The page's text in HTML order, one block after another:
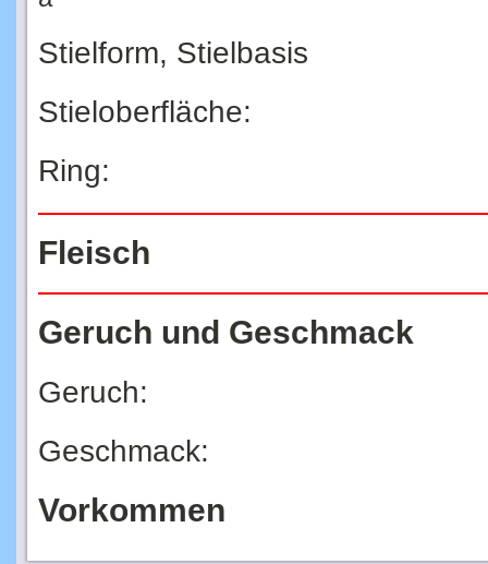
Stielform, Stielbasis
Stieloberfläche:
Ring:
Fleisch
Geruch und Geschmack
Geruch:
Vorkommen